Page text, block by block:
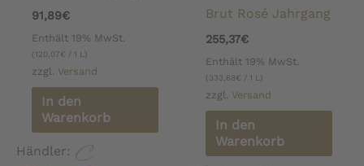
91,89€
Enthält 19% MwSt.
(120,07€ / 1 L)
zzgl. Versand
In den
Warenkorb
Händler:
Brut Rosé Jahrgang
255,37€
Enthält 19% MwSt.
(333,68€ / 1 L)
zzgl. Versand
In den
Warenkorb